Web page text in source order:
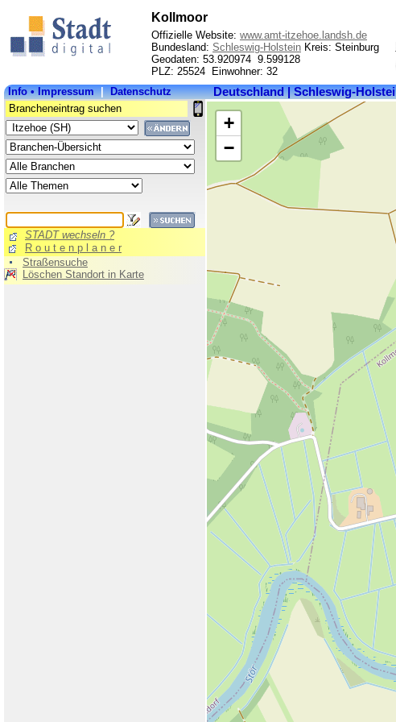
Kollmoor
Offizielle Website: www.amt-itzehoe.landsh.de
Bundesland: Schleswig-Holstein Kreis: Steinburg
Geodaten: 53.920974 9.599128
PLZ: 25524 Einwohner: 32